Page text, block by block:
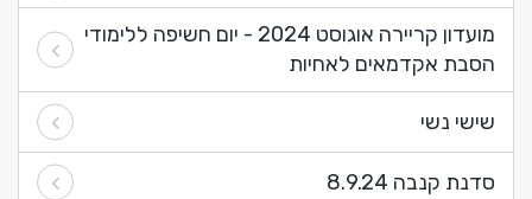
מועדון קריירה אוגוסט 2024 - יום חשיפה ללימודי
הסבת אקדמאים לאחיות
שישי נשי
סדנת קנבה 8.9.24